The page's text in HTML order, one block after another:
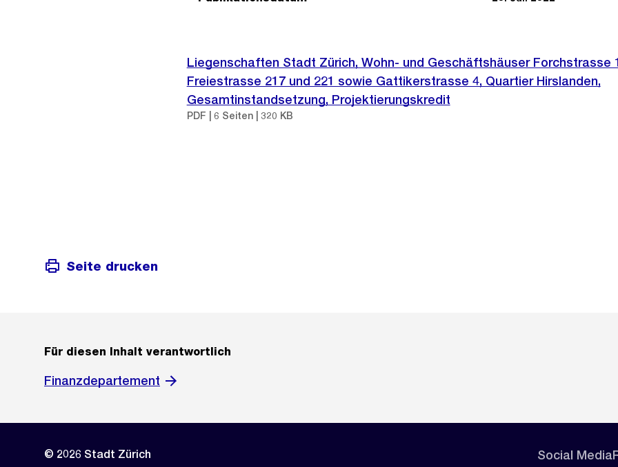
Liegenschaften Stadt Zürich, Wohn- und Geschäftshäuser Forchstrasse
Freiestrasse 217 und 221 sowie Gattikerstrasse 4, Quartier Hirslanden,
Gesamtinstandsetzung, Projektierungskredit
PDF | 6 Seiten | 320 KB
Seite drucken
Für diesen Inhalt verantwortlich
Finanzdepartement
© 2026 Stadt Zürich Social Media